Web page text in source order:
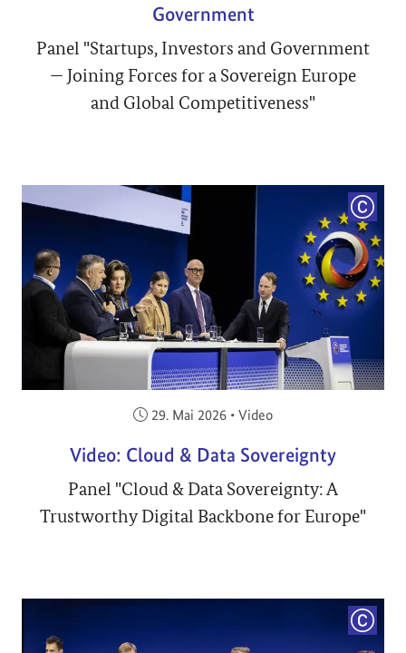
Government
Panel "Startups, Investors and Government
— Joining Forces for a Sovereign Europe
and Global Competitiveness"
Veröffentlicht am:
29. Mai 2026 • Video
Video: Cloud & Data Sovereignty
Panel "Cloud & Data Sovereignty: A
Trustworthy Digital Backbone for Europe"